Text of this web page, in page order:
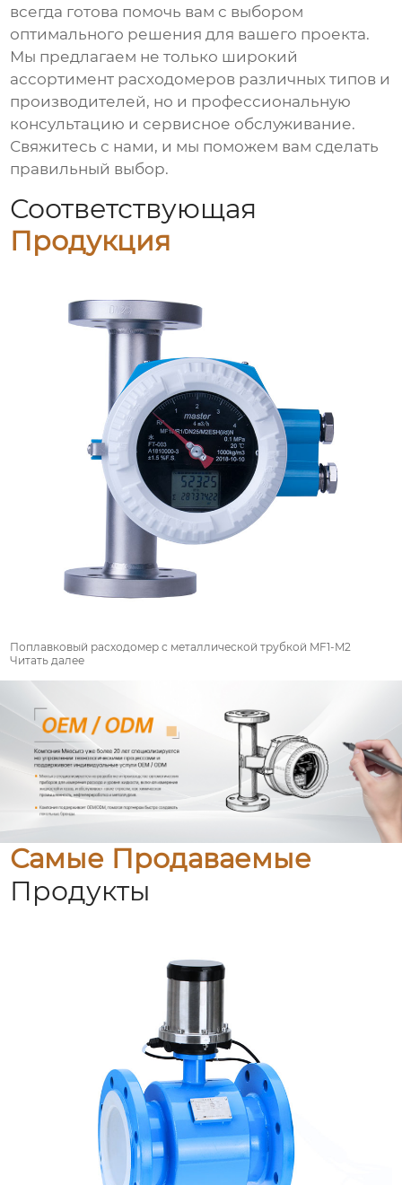
всегда готова помочь вам с выбором
оптимального решения для вашего проекта.
Мы предлагаем не только широкий
ассортимент расходомеров различных типов и
производителей, но и профессиональную
консультацию и сервисное обслуживание.
Свяжитесь с нами, и мы поможем вам сделать
правильный выбор.
Соответствующая
Продукция
Поплавковый расходомер с металлической трубкой MF1-M2
Читать далее
Самые Продаваемые
Продукты